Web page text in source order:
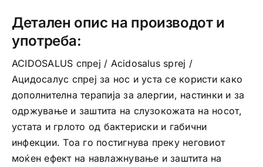
Детален опис на производот и
употреба:
ACIDOSALUS спреј / Acidosalus sprej /
Ацидосалус спреј за нос и уста се користи како
дополнителна терапија за алергии, настинки и за
одржување и заштита на слузокожата на носот,
устата и грлото од бактериски и габични
инфекции. Тоа го постигнува преку неговиот
моќен ефект на навлажнување и заштита на